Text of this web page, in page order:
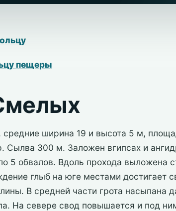
пещеры
средние ширина 19 и высота 5 м,
Сылва 300 м. Заложен вгипсах и
5 обвалов. Вдоль прохода выложена
глыб на юге местами достигает
В средней части грота насыпана
На севере свод повышается и под